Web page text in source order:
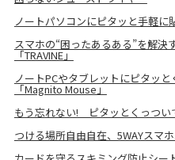
ノートパソコンにピタッと手軽に
スマホの“困ったあるある”を解決
「TRAVINE」
ノートPCやタブレットにピタッ
「Magnito Mouse」
もう忘れない! ピタッとくっつい
つける場所自由自在、5WAYスマホ